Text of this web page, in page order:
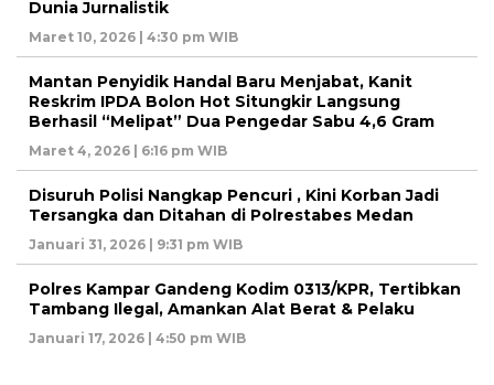
Dunia Jurnalistik
Maret 10, 2026 | 4:30 pm WIB
Mantan Penyidik Handal Baru Menjabat, Kanit
Reskrim IPDA Bolon Hot Situngkir Langsung
Berhasil “Melipat” Dua Pengedar Sabu 4,6 Gram
Maret 4, 2026 | 6:16 pm WIB
Disuruh Polisi Nangkap Pencuri , Kini Korban Jadi
Tersangka dan Ditahan di Polrestabes Medan
Januari 31, 2026 | 9:31 pm WIB
Polres Kampar Gandeng Kodim 0313/KPR, Tertibkan
Tambang Ilegal, Amankan Alat Berat & Pelaku
Januari 17, 2026 | 4:50 pm WIB